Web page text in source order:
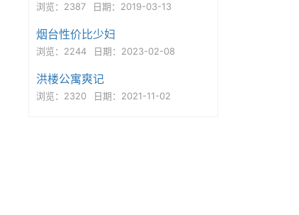
浏览：2387 日期：2019-03-13
烟台性价比少妇
浏览：2244 日期：2023-02-08
洪楼公寓爽记
浏览：2320 日期：2021-11-02